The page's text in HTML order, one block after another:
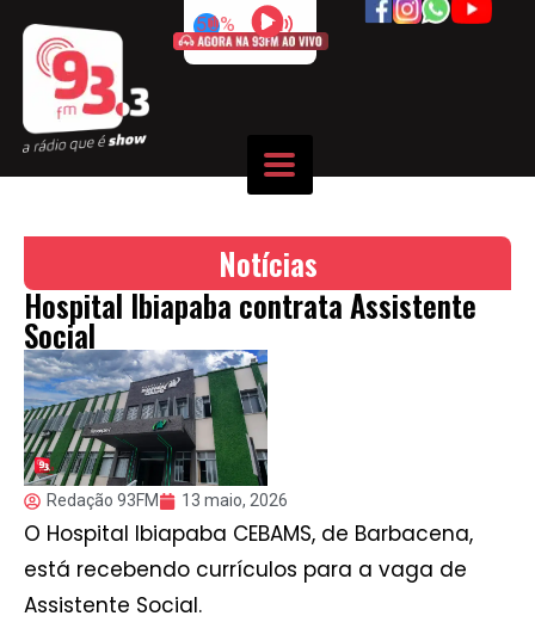
50%
Notícias
Hospital Ibiapaba contrata Assistente
Social
Redação 93FM 13 maio, 2026
O Hospital Ibiapaba CEBAMS, de Barbacena,
está recebendo currículos para a vaga de
Assistente Social.